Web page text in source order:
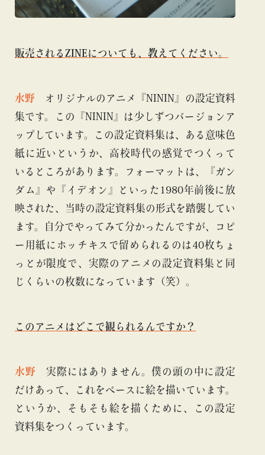
販売されるZINEについても、教えてください。
水野
オリジナルのアニメ『NININ』の設定資料
集です。この『NININ』は少しずつバージョンア
ップしています。この設定資料集は、ある意味色
紙に近いというか、高校時代の感覚でつくって
いるところがあります。フォーマットは、『ガン
ダム』や『イデオン』といった1980年前後に放
映された、当時の設定資料集の形式を踏襲してい
ます。自分でやってみて分かったんですが、コピ
ー用紙にホッチキスで留められるのは40枚ちょ
っとが限度で、実際のアニメの設定資料集と同
じくらいの枚数になっています（笑）。
このアニメはどこで観られるんですか？
水野 実際にはありません。僕の頭の中に設定
だけあって
、これをベースに絵を描いています。
というか、そもそも絵を描くために、この設定
資料集をつくっています。